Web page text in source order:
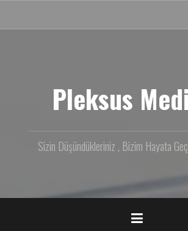
Pleksus
Sizin Düşündükleriniz , Bizim Hayata